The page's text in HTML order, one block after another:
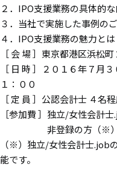
２．IPO支援業務の具体的
３．当社で実施した事例の
４．IPO支援業務の魅力とは
［ 会 場 ］東京都港区浜松
［ 日 時 ］２０１６年７月
１：００
［ 定 員 ］公認会計士 ４名
［参加費 ］独立/女性会計
非登録の方（※）
（※）独立/女性会計士.job
能です。